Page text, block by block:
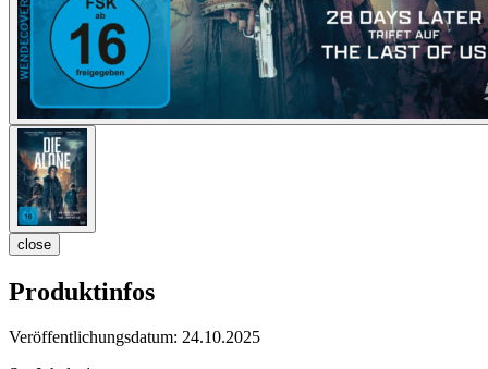
close
Produktinfos
Veröffentlichungsdatum: 24.10.2025